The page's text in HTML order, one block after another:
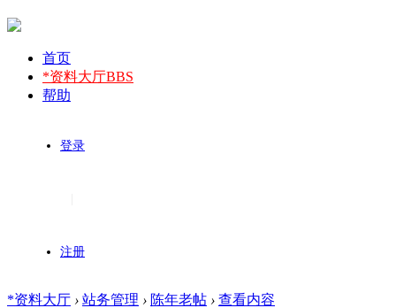
首页
*资料大厅BBS
帮助
登录
注册
*资料大厅 › 站务管理 › 陈年老帖 › 查看内容